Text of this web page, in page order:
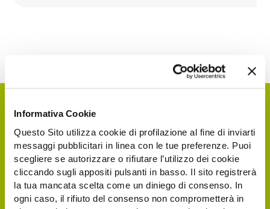
Informativa Cookie
Questo Sito utilizza cookie di profilazione al fine di inviarti
messaggi pubblicitari in linea con le tue preferenze. Puoi
scegliere se autorizzare o rifiutare l’utilizzo dei cookie
cliccando sugli appositi pulsanti in basso. Il sito registrerà
la tua mancata scelta come un diniego di consenso. In
ogni caso, il rifiuto del consenso non comprometterà in